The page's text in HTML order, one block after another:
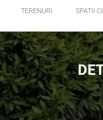
TERENURI SPATII